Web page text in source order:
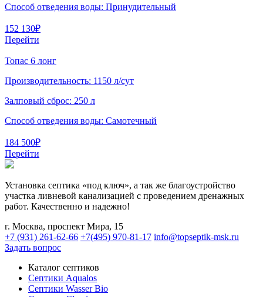
Способ отведения воды: Принудительный
152 130₽
Перейти
Топас 6 лонг
Производительность: 1150 л/сут
Залповый сброс: 250 л
Способ отведения воды: Самотечный
184 500₽
Перейти
Установка септика «под ключ», а так же благоустройство
участка ливневой канализацией с проведением дренажных
работ. Качественно и надежно!
г. Москва, проспект Мира, 15
+7 (931) 261-62-66 +7(495) 970-81-17 info@topseptik-msk.ru
Задать вопрос
Каталог септиков
Септики Aqualos
Септики Wasser Bio